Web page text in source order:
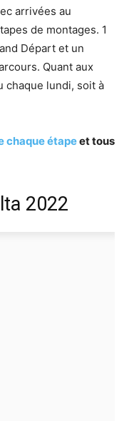
arrivées au
de montages. 1
Départ et un
Quant aux
chaque lundi, soit à
chaque étapeet tous
2022